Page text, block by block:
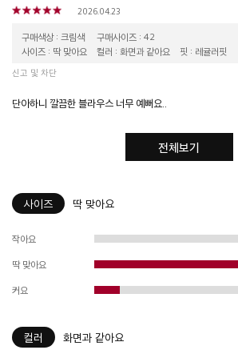
2026.04.23
구매색상 : 크림색
구매사이즈 : 42
사이즈 : 딱 맞아요
컬러 : 화면과 같아요 핏 : 레귤러핏
신고 및 차단
단아하니 깔끔한 블라우스 너무 예뻐요..
전체보기
사이즈 딱 맞아요
작아요
딱 맞아요
커요
컬러 화면과 같아요